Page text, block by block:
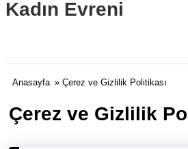
Kadın Evreni
Anasayfa » Çerez ve Gizlilik Politikası
Çerez ve Gizlilik